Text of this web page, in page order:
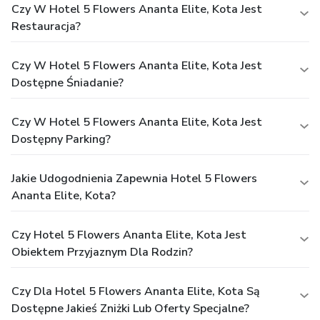
Czy W Hotel 5 Flowers Ananta Elite, Kota Jest
Restauracja?
Czy W Hotel 5 Flowers Ananta Elite, Kota Jest
Dostępne Śniadanie?
Czy W Hotel 5 Flowers Ananta Elite, Kota Jest
Dostępny Parking?
Jakie Udogodnienia Zapewnia Hotel 5 Flowers
Ananta Elite, Kota?
Czy Hotel 5 Flowers Ananta Elite, Kota Jest
Obiektem Przyjaznym Dla Rodzin?
Czy Dla Hotel 5 Flowers Ananta Elite, Kota Są
Dostępne Jakieś Zniżki Lub Oferty Specjalne?